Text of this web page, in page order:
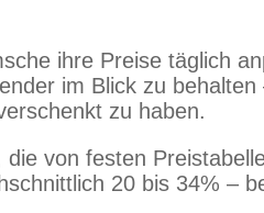
ihre Preise täglich
im Blick zu behalten
zu haben.
von festen
20 bis 34% –